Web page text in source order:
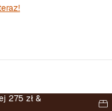
275 zł &